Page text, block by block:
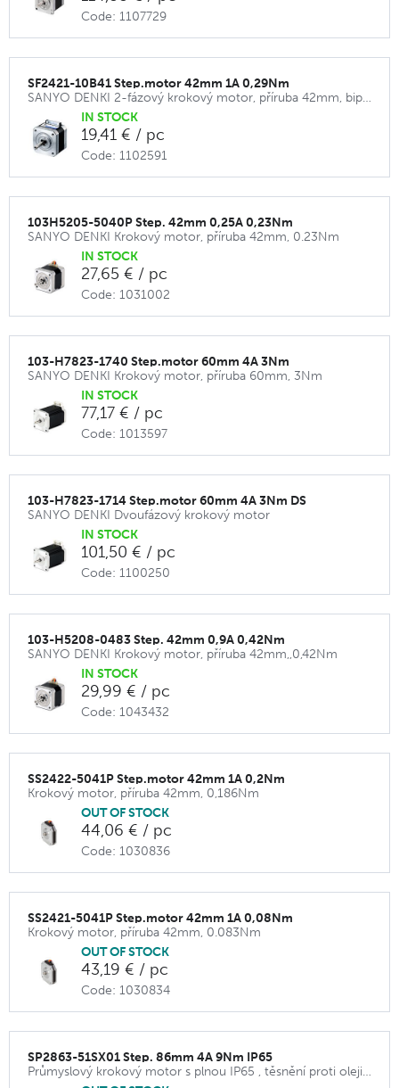
Code: 1107729
SF2421-10B41 Step.motor 42mm 1A 0,29Nm
SANYO DENKI 2-fázový krokový motor, příruba 42mm, bipolární
IN STOCK
19,41 € / pc
Code: 1102591
103H5205-5040P Step. 42mm 0,25A 0,23Nm
SANYO DENKI Krokový motor, příruba 42mm, 0.23Nm
IN STOCK
27,65 € / pc
Code: 1031002
103-H7823-1740 Step.motor 60mm 4A 3Nm
SANYO DENKI Krokový motor, příruba 60mm, 3Nm
IN STOCK
77,17 € / pc
Code: 1013597
103-H7823-1714 Step.motor 60mm 4A 3Nm DS
SANYO DENKI Dvoufázový krokový motor
IN STOCK
101,50 € / pc
Code: 1100250
103-H5208-0483 Step. 42mm 0,9A 0,42Nm
SANYO DENKI Krokový motor, příruba 42mm,,0,42Nm
IN STOCK
29,99 € / pc
Code: 1043432
SS2422-5041P Step.motor 42mm 1A 0,2Nm
Krokový motor, příruba 42mm, 0,186Nm
OUT OF STOCK
44,06 € / pc
Code: 1030836
SS2421-5041P Step.motor 42mm 1A 0,08Nm
Krokový motor, příruba 42mm, 0.083Nm
OUT OF STOCK
43,19 € / pc
Code: 1030834
SP2863-51SX01 Step. 86mm 4A 9Nm IP65
Průmyslový krokový motor s plnou IP65 , těsnění proti oleji na hřídeli, příruba 86 mm